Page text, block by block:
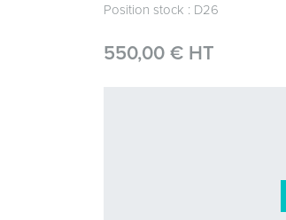
Position stock : D26
550,00 € HT